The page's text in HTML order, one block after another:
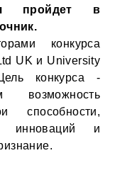
пройдет в
конкурса
UK и University
конкурса -
возможность
способности,
инноваций и